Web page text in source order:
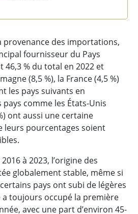
provenance des importations,
fournisseur du Pays
46,3 % du total en 2022 et
(8,5 %), la France (4,5 %)
les pays suivants en
comme les États-Unis
ont aussi une certaine
leurs pourcentages soient
à 2023, l’origine des
globalement stable, même si
pays ont subi de légères
a toujours occupé la première
avec une part d’environ 45-